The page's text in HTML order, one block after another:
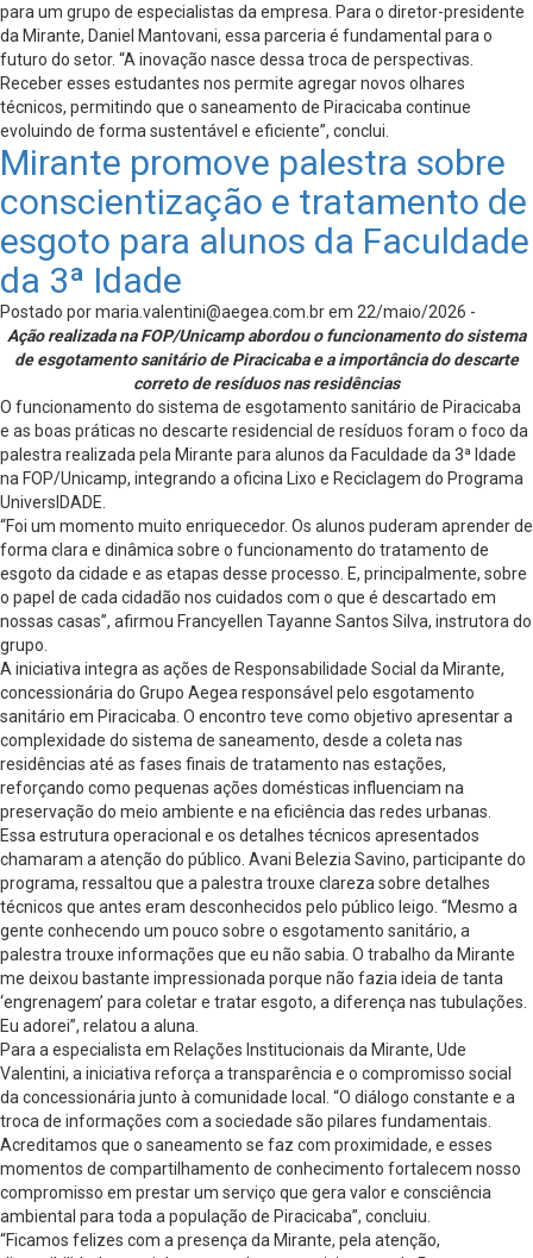
para um grupo de especialistas da empresa. Para o diretor-presidente
da Mirante, Daniel Mantovani, essa parceria é fundamental para o
futuro do setor. “A inovação nasce dessa troca de perspectivas.
Receber esses estudantes nos permite agregar novos olhares
técnicos, permitindo que o saneamento de Piracicaba continue
evoluindo de forma sustentável e eficiente”, conclui.
Mirante promove palestra sobre
conscientização e tratamento de
esgoto para alunos da Faculdade
da 3ª Idade
Postado pormaria.valentini@aegea.com.brem 22/maio/2026 -
Ação realizada na FOP/Unicamp abordou o funcionamento do sistema
de esgotamento sanitário de Piracicaba e a importância do descarte
correto de resíduos nas residências
O funcionamento do sistema de esgotamento sanitário de Piracicaba
e as boas práticas no descarte residencial de resíduos foram o foco da
palestra realizada pela Mirante para alunos da Faculdade da 3ª Idade
na FOP/Unicamp, integrando a oficina Lixo e Reciclagem do Programa
UniversIDADE.
“Foi um momento muito enriquecedor. Os alunos puderam aprender de
forma clara e dinâmica sobre o funcionamento do tratamento de
esgoto da cidade e as etapas desse processo. E, principalmente, sobre
o papel de cada cidadão nos cuidados com o que é descartado em
nossas casas”, afirmou Francyellen Tayanne Santos Silva, instrutora do
grupo.
A iniciativa integra as ações de Responsabilidade Social da Mirante,
concessionária do Grupo Aegea responsável pelo esgotamento
sanitário em Piracicaba. O encontro teve como objetivo apresentar a
complexidade do sistema de saneamento, desde a coleta nas
residências até as fases finais de tratamento nas estações,
reforçando como pequenas ações domésticas influenciam na
preservação do meio ambiente e na eficiência das redes urbanas.
Essa estrutura operacional e os detalhes técnicos apresentados
chamaram a atenção do público. Avani Belezia Savino, participante do
programa, ressaltou que a palestra trouxe clareza sobre detalhes
técnicos que antes eram desconhecidos pelo público leigo. “Mesmo a
gente conhecendo um pouco sobre o esgotamento sanitário, a
palestra trouxe informações que eu não sabia. O trabalho da Mirante
me deixou bastante impressionada porque não fazia ideia de tanta
‘engrenagem’ para coletar e tratar esgoto, a diferença nas tubulações.
Eu adorei”, relatou a aluna.
Para a especialista em Relações Institucionais da Mirante, Ude
Valentini, a iniciativa reforça a transparência e o compromisso social
da concessionária junto à comunidade local. “O diálogo constante e a
troca de informações com a sociedade são pilares fundamentais.
Acreditamos que o saneamento se faz com proximidade, e esses
momentos de compartilhamento de conhecimento fortalecem nosso
compromisso em prestar um serviço que gera valor e consciência
ambiental para toda a população de Piracicaba”, concluiu.
“Ficamos felizes com a presença da Mirante, pela atenção,